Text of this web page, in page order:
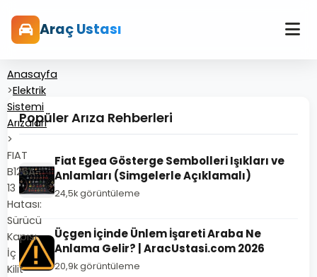
Araç Ustası
Anasayfa
>Elektrik
Sistemi
Arızaları
>
FIAT
B126A-
13
Hatası:
Sürücü
Kapısı
İç
Kilit
Popüler Arıza Rehberleri
Fiat Egea Gösterge Sembolleri Işıkları ve
Anlamları (Simgelerle Açıklamalı)
24,5k görüntüleme
Üçgen İçinde Ünlem İşareti Araba Ne
Anlama Gelir? | AracUstasi.com 2026
20,9k görüntüleme